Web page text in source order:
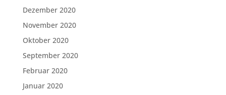
Dezember 2020
November 2020
Oktober 2020
September 2020
Februar 2020
Januar 2020